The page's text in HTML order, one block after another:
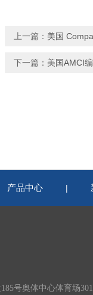
上一篇： 美国
下一篇： 美国AMCI
产品中心 |
号奥体中心体育场